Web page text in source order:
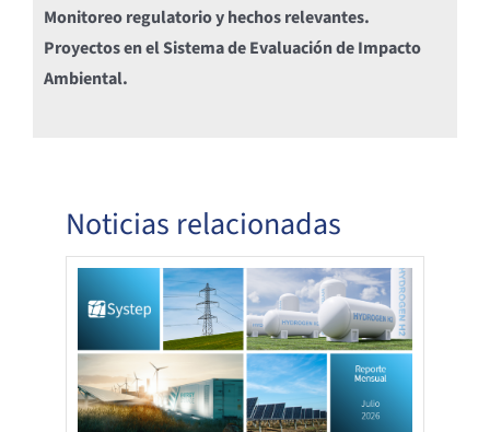
Monitoreo regulatorio y hechos relevantes.
Proyectos en el Sistema de Evaluación de Impacto
Ambiental.
Noticias relacionadas